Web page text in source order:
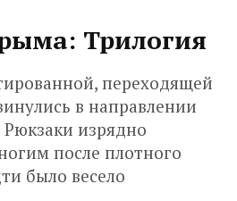
Трилогия
переходящей
в направлении
изрядно
после плотного
было весело